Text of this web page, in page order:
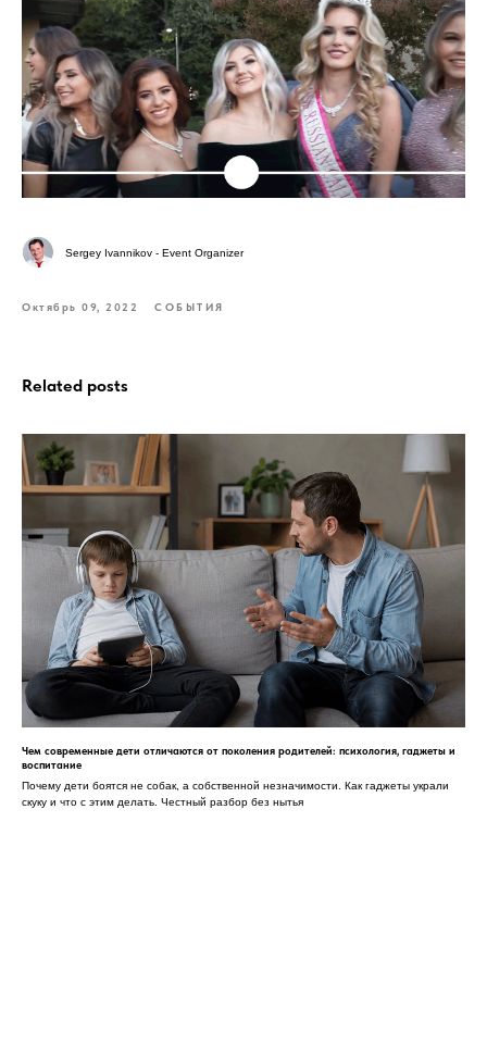
Sergey Ivannikov - Event Organizer
Октябрь 09, 2022 СОБЫТИЯ
Related posts
Чем современные дети отличаются от поколения родителей: психология, гаджеты и
воспитание
Почему дети боятся не собак, а собственной незначимости. Как гаджеты украли
скуку и что с этим делать. Честный разбор без нытья